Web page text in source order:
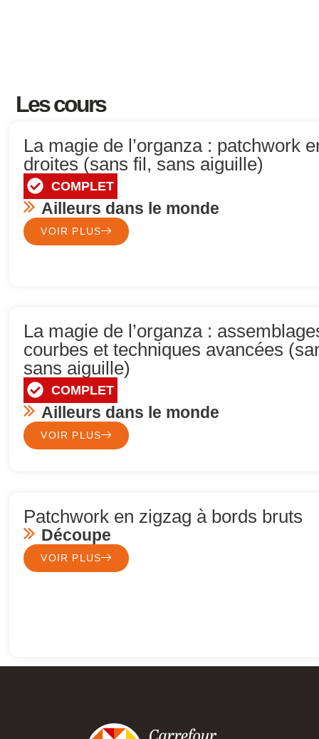
Les cours
La magie de l’organza : patchwork
droites (sans fil, sans aiguille)
COMPLET
Ailleurs dans le monde
VOIR PLUS
La magie de l’organza :
courbes et techniques avancées
sans aiguille)
COMPLET
Ailleurs dans le monde
VOIR PLUS
Patchwork en zigzag à bords bruts
Découpe
VOIR PLUS